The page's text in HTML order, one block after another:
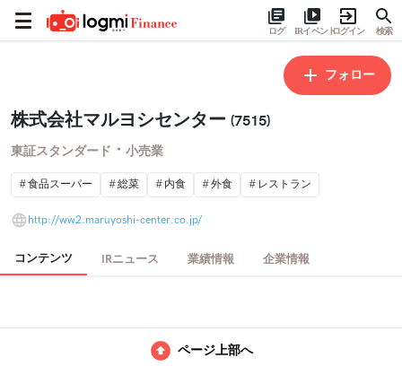
ログ IRイベントログイン 検索
フォロー
株式会社マルヨシセンター (7515)
東証スタンダード ・ 小売業
食品スーパー 総菜 内食 外食 レストラン
http://ww2.maruyoshi-center.co.jp/
コンテンツ IRニュース 業績情報 企業情報
ページ上部へ